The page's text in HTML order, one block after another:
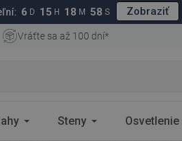
6 D 15 H 18 M 57 S Zobraziť
Vráťte sa až 100 dní*
Steny Osvetlenie